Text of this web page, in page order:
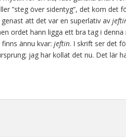
”steg över sidentyg”, det kom det
att det var en superlativ av
ordet hann ligga ett bra tag i
ännu kvar: jeftin. I skrift ser det
jag har kollat det nu. Det lär